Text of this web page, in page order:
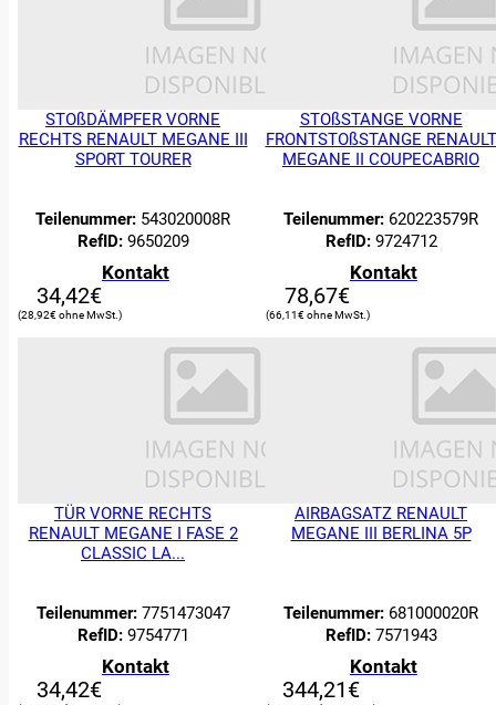
STOßDÄMPFER VORNE
RECHTS RENAULT MEGANE III
SPORT TOURER
Teilenummer: 543020008R
RefID:9650209
Kontakt
34,42€
28,92€
STOßSTANGE VORNE
FRONTSTOßSTANGE RENAULT
MEGANE II COUPECABRIO
Teilenummer: 620223579R
RefID:9724712
Kontakt
78,67€
66,11€
TÜR VORNE RECHTS
RENAULT MEGANE I FASE 2
CLASSIC LA...
Teilenummer:7751473047
RefID:9754771
Kontakt
34,42€
AIRBAGSATZ RENAULT
MEGANE III BERLINA 5P
Teilenummer: 681000020R
RefID:7571943
Kontakt
344,21€